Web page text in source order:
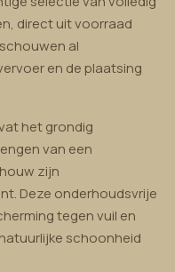
direct uit voorraad
al
en de plaatsing
het grondig
van een
zijn
Deze onderhoudsvrije
tegen vuil en
schoonheid